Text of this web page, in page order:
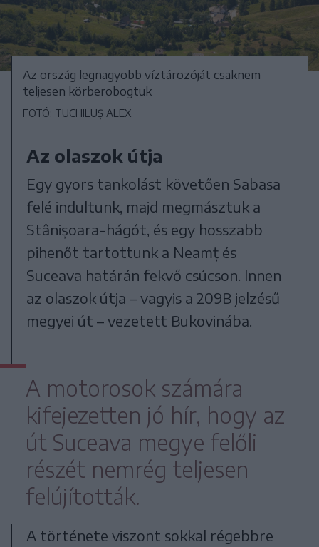
Az ország legnagyobb víztározóját csaknem
teljesen körberobogtuk
FOTÓ: TUCHILUȘ ALEX
Az olaszok útja
Egy gyors tankolást követően Sabasa
felé indultunk, majd megmásztuk a
Stânișoara-hágót, és egy hosszabb
pihenőt tartottunk a Neamț és
Suceava határán fekvő csúcson. Innen
az olaszok útja – vagyis a 209B jelzésű
megyei út – vezetett Bukovinába.
A motorosok számára
kifejezetten jó hír, hogy az
út Suceava megye felőli
részét nemrég teljesen
felújították.
A története viszont sokkal régebbre